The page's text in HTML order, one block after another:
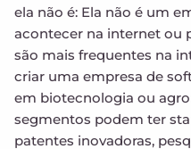
ela não é: Ela não é um
acontecer na internet ou
são mais frequentes na
criar uma empresa de
em biotecnologia ou
segmentos podem ter
patentes inovadoras,